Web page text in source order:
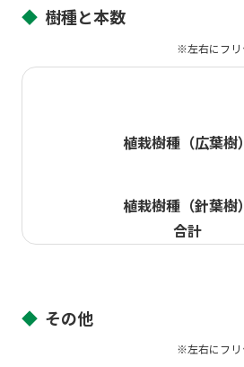
◆ 樹種と本数
植栽樹種（広葉樹）
植栽樹種（針葉樹）
合計
◆ その他